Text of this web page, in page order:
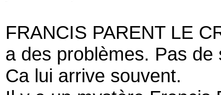
FRANCIS PARENT LE
a des problèmes. Pas
Ca lui arrive souvent.